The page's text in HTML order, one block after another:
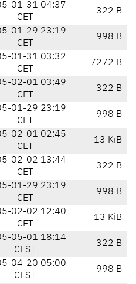
01-31 04:37
CET
322 B
01-29 23:19
CET
998 B
01-31 03:32
CET
7272 B
02-01 03:49
CET
322 B
01-29 23:19
CET
998 B
02-01 02:45
CET
13 KiB
02-02 13:44
CET
322 B
01-29 23:19
CET
998 B
02-02 12:40
CET
13 KiB
05-01 18:14
CEST
322 B
04-20 05:00
CEST
998 B